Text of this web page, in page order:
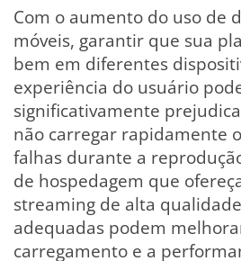
Com o aumento do uso de
móveis, garantir que sua
bem em diferentes
experiência do usuário
significativamente
não carregar rapidamente
falhas durante a
de hospedagem que
streaming de alta
adequadas podem
carregamento e a